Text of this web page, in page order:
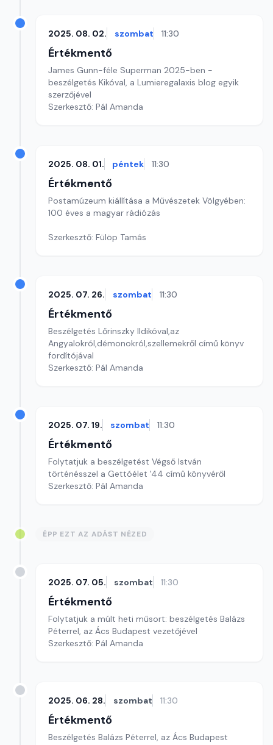
2025. 08. 02. szombat 11:30
Értékmentő
James Gunn-féle Superman 2025-ben -
beszélgetés Kikóval, a Lumieregalaxis blog egyik
szerzőjével
Szerkesztő: Pál Amanda
2025. 08. 01. péntek 11:30
Értékmentő
Postamúzeum kiállítása a Művészetek Völgyében:
100 éves a magyar rádiózás
Szerkesztő: Fülöp Tamás
2025. 07. 26. szombat 11:30
Értékmentő
Beszélgetés Lőrinszky Ildikóval,az
Angyalokról,démonokról,szellemekről című könyv
fordítójával
Szerkesztő: Pál Amanda
2025. 07. 19. szombat 11:30
Értékmentő
Folytatjuk a beszélgetést Végső István
történésszel a Gettóélet '44 című könyvéről
Szerkesztő: Pál Amanda
ÉPP EZT AZ ADÁST NÉZED
2025. 07. 05. szombat 11:30
Értékmentő
Folytatjuk a múlt heti műsort: beszélgetés Balázs
Péterrel, az Ács Budapest vezetőjével
Szerkesztő: Pál Amanda
2025. 06. 28. szombat 11:30
Értékmentő
Beszélgetés Balázs Péterrel, az Ács Budapest